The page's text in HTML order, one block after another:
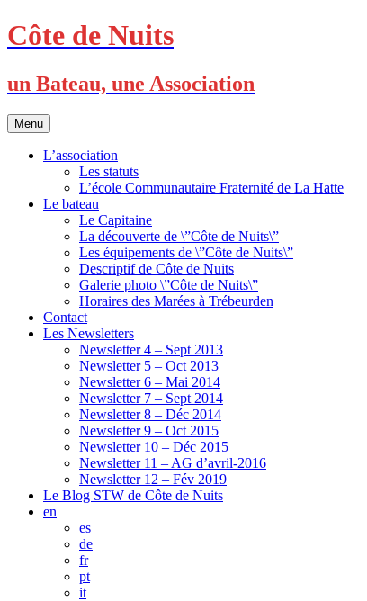
Skip
to
Côte de Nuits
un Bateau, une Association
Menu
L’association
Les statuts
L’école Communautaire Fraternité de La Hatte
Le bateau
Le Capitaine
La découverte de \”Côte de Nuits\”
Les équipements de \”Côte de Nuits\”
Descriptif de Côte de Nuits
Galerie photo \”Côte de Nuits\”
Horaires des Marées à Trébeurden
Contact
Les Newsletters
Newsletter 4 – Sept 2013
Newsletter 5 – Oct 2013
Newsletter 6 – Mai 2014
Newsletter 7 – Sept 2014
Newsletter 8 – Déc 2014
Newsletter 9 – Oct 2015
Newsletter 10 – Déc 2015
Newsletter 11 – AG d’avril-2016
Newsletter 12 – Fév 2019
Le Blog STW de Côte de Nuits
en
es
de
fr
pt
it